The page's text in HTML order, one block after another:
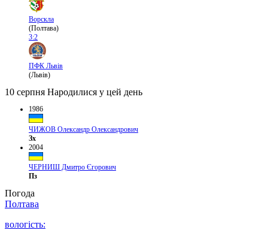
Ворскла
(Полтава)
3:2
ПФК Львів
(Львів)
10 серпня Народилися у цей день
1986
ЧИЖОВ Олександр Олександрович
Зх
2004
ЧЕРНИШ Дмитро Єгорович
Пз
Погода
Полтава
вологість: